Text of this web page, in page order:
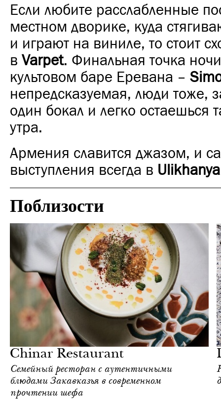
Если любите расслабленные
местном дворике, куда
и играют на виниле, то стоит
в Varpet. Финальная точка
культовом баре Еревана –
непредсказуемая, люди тоже,
один бокал и легко остаешься
утра.
Армения славится джазом, и
выступления всегда в
Поблизости
Chinar Restaurant
Семейный ресторан с аутентичными
блюдами Закавказья в современном
прочтении шефа
Guide